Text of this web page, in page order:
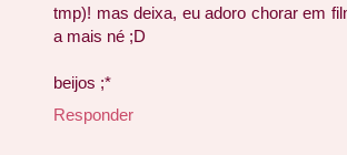
tmp)! mas deixa, eu adoro chorar em
a mais né ;D
beijos ;*
Responder